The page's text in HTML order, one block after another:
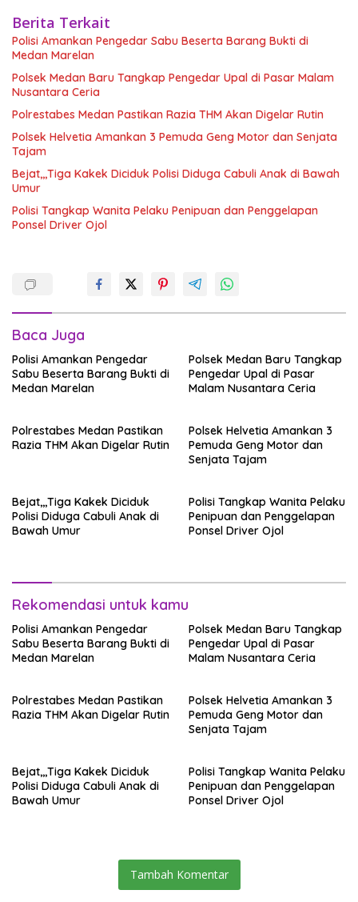
Berita Terkait
Polisi Amankan Pengedar Sabu Beserta Barang Bukti di
Medan Marelan
Polsek Medan Baru Tangkap Pengedar Upal di Pasar Malam
Nusantara Ceria
Polrestabes Medan Pastikan Razia THM Akan Digelar Rutin
Polsek Helvetia Amankan 3 Pemuda Geng Motor dan Senjata
Tajam
Bejat,,,Tiga Kakek Diciduk Polisi Diduga Cabuli Anak di Bawah
Umur
Polisi Tangkap Wanita Pelaku Penipuan dan Penggelapan
Ponsel Driver Ojol
Baca Juga
Polisi Amankan Pengedar
Sabu Beserta Barang Bukti di
Medan Marelan
Polsek Medan Baru Tangkap
Pengedar Upal di Pasar
Malam Nusantara Ceria
Polrestabes Medan Pastikan
Razia THM Akan Digelar Rutin
Polsek Helvetia Amankan 3
Pemuda Geng Motor dan
Senjata Tajam
Bejat,,,Tiga Kakek Diciduk
Polisi Diduga Cabuli Anak di
Bawah Umur
Polisi Tangkap Wanita Pelaku
Penipuan dan Penggelapan
Ponsel Driver Ojol
Rekomendasi untuk kamu
Polisi Amankan Pengedar
Sabu Beserta Barang Bukti di
Medan Marelan
Polsek Medan Baru Tangkap
Pengedar Upal di Pasar
Malam Nusantara Ceria
Polrestabes Medan Pastikan
Razia THM Akan Digelar Rutin
Polsek Helvetia Amankan 3
Pemuda Geng Motor dan
Senjata Tajam
Bejat,,,Tiga Kakek Diciduk
Polisi Diduga Cabuli Anak di
Bawah Umur
Polisi Tangkap Wanita Pelaku
Penipuan dan Penggelapan
Ponsel Driver Ojol
Tambah Komentar